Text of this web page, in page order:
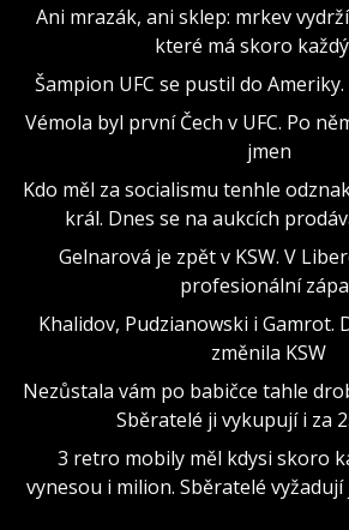
Ani mrazák, ani sklep: mrkev
které má skoro
Šampion UFC se pustil do
Vémola byl první Čech v UFC. Po
jmen
Kdo měl za socialismu tenhle
král. Dnes se na aukcích
Gelnarová je zpět v KSW. V
profesionální
Khalidov, Pudzianowski i Gamrot.
změnila KSW
Nezůstala vám po babičce tahle
Sběratelé ji vykupují i za
3 retro mobily měl kdysi skoro
vynesou i milion. Sběratelé